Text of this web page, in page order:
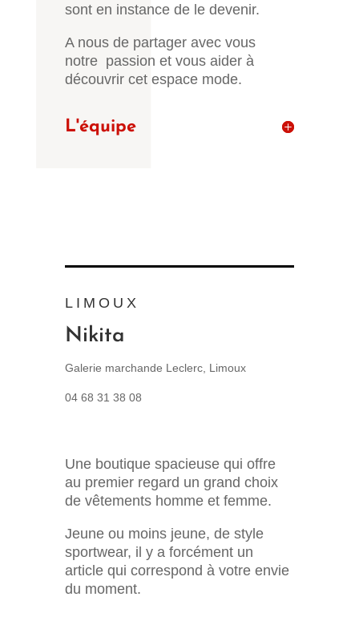
sont en instance de le devenir.
A nous de partager avec vous
notre passion et vous aider à
découvrir cet espace mode.
L'équipe
LIMOUX
Nikita
Galerie marchande Leclerc, Limoux
04 68 31 38 08
Une boutique spacieuse qui offre
au premier regard un grand choix
de vêtements homme et femme.
Jeune ou moins jeune, de style
sportwear, il y a forcément un
article qui correspond à votre envie
du moment.